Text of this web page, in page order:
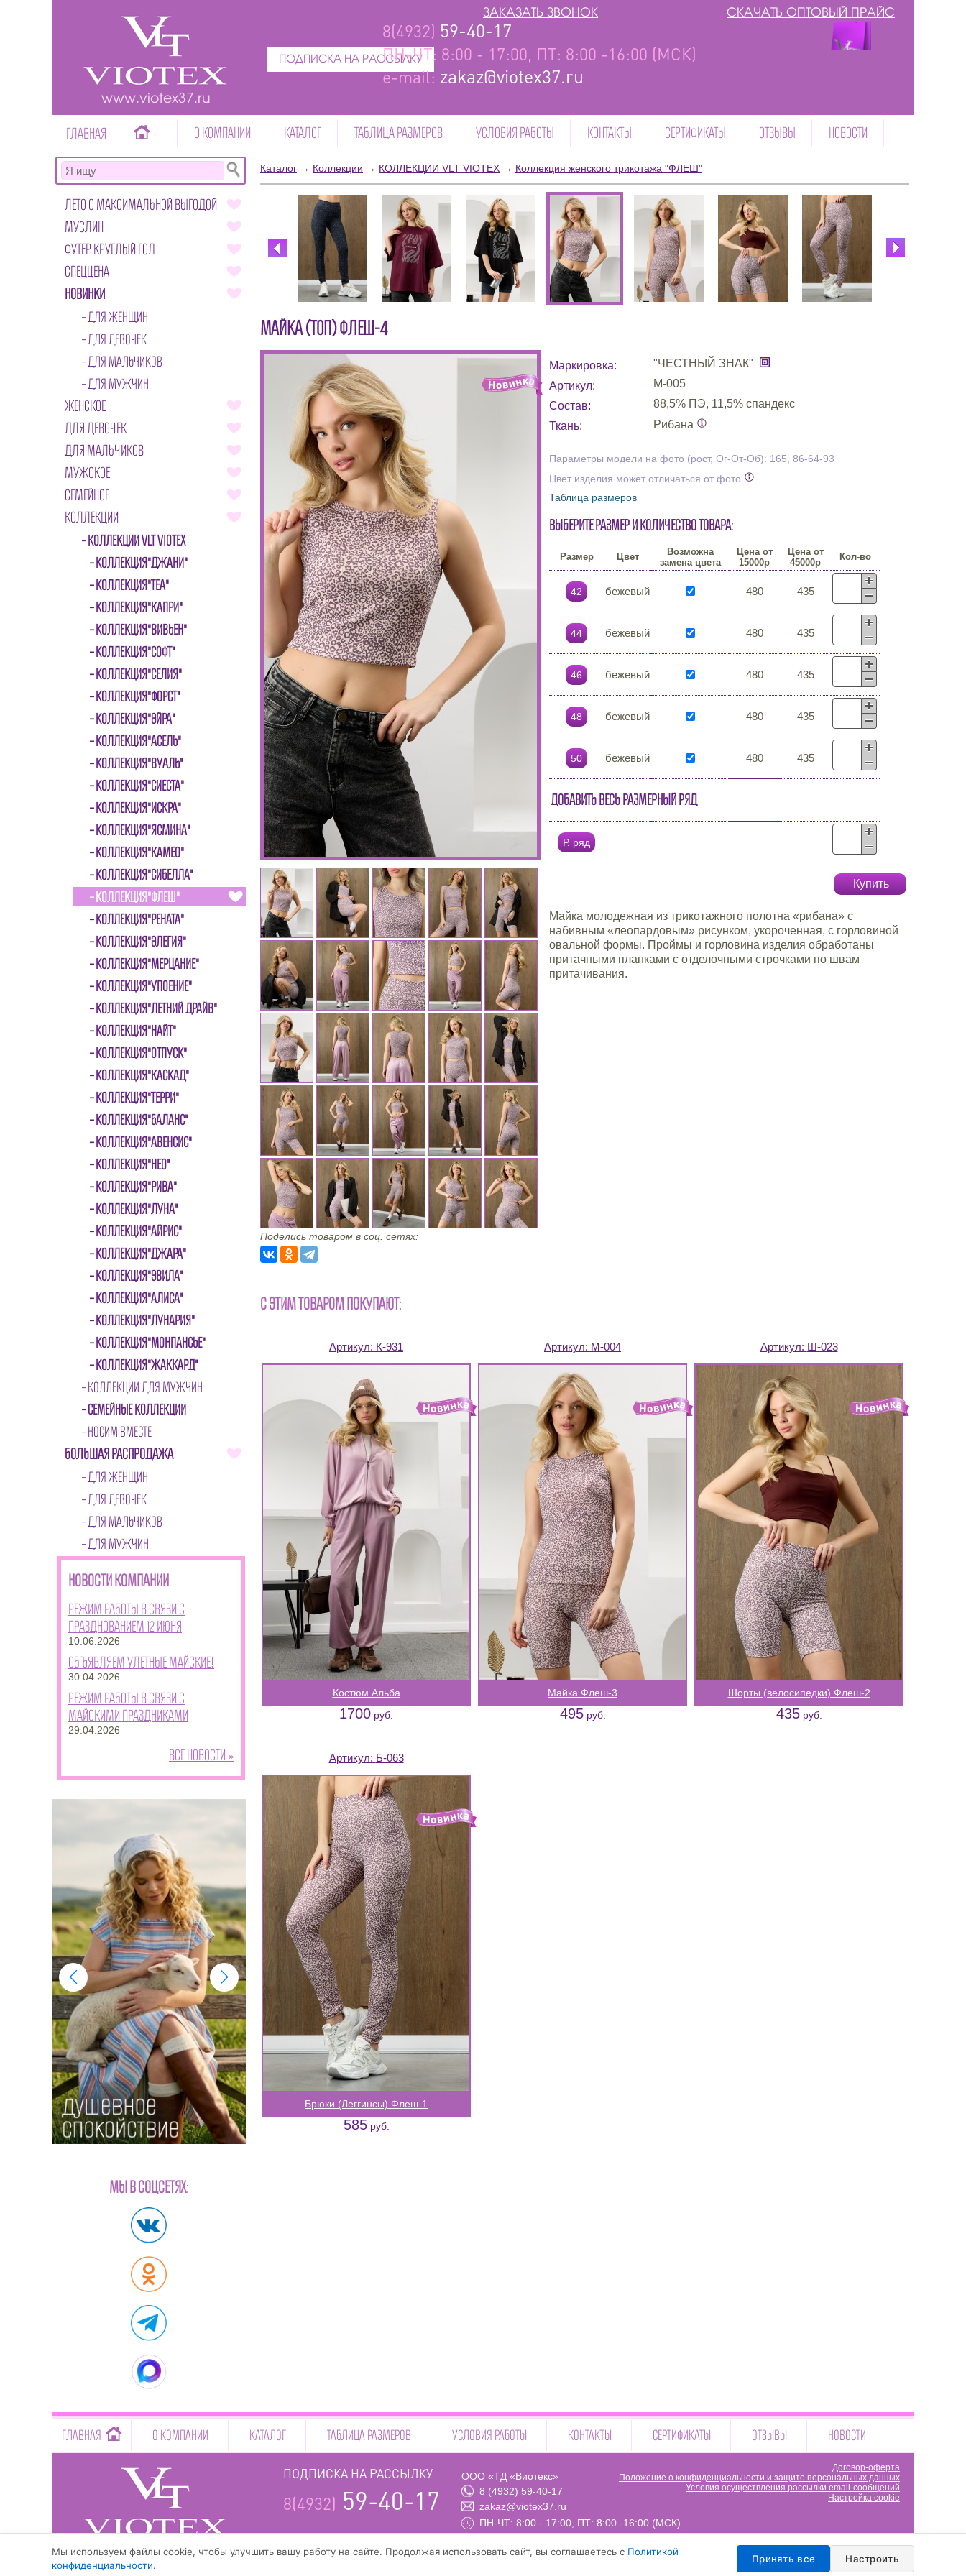
www.viotex37.ru
ПОДПИСКА НА РАССЫЛКУ
8(4932) 59-40-17
ПН-ЧТ: 8:00 - 17:00, ПТ: 8:00 -16:00 (МСК)
e-mail: zakaz@viotex37.ru
СКАЧАТЬ ОПТОВЫЙ ПРАЙС
ЗАКАЗАТЬ ЗВОНОК
ГЛАВНАЯ О КОМПАНИИ КАТАЛОГ ТАБЛИЦА РАЗМЕРОВ УСЛОВИЯ РАБОТЫ КОНТАКТЫ СЕРТИФИКАТЫ ОТЗЫВЫ НОВОСТИ
ЛЕТО С МАКСИМАЛЬНОЙ ВЫГОДОЙ
МУСЛИН
ФУТЕР КРУГЛЫЙ ГОД
СПЕЦЦЕНА
НОВИНКИ
ДЛЯ ЖЕНЩИН
ДЛЯ ДЕВОЧЕК
ДЛЯ МАЛЬЧИКОВ
ДЛЯ МУЖЧИН
ЖЕНСКОЕ
ДЛЯ ДЕВОЧЕК
ДЛЯ МАЛЬЧИКОВ
МУЖСКОЕ
СЕМЕЙНОЕ
КОЛЛЕКЦИИ
КОЛЛЕКЦИИ VLT VIOTEX
КОЛЛЕКЦИЯ"ДЖАНИ"
КОЛЛЕКЦИЯ"ТЕА"
КОЛЛЕКЦИЯ"КАПРИ"
КОЛЛЕКЦИЯ"ВИВЬЕН"
КОЛЛЕКЦИЯ"СОФТ"
КОЛЛЕКЦИЯ"СЕЛИЯ"
КОЛЛЕКЦИЯ"ФОРСТ"
КОЛЛЕКЦИЯ"ЭЙРА"
КОЛЛЕКЦИЯ"АСЕЛЬ"
КОЛЛЕКЦИЯ"ВУАЛЬ"
КОЛЛЕКЦИЯ"СИЕСТА"
КОЛЛЕКЦИЯ"ИСКРА"
КОЛЛЕКЦИЯ"ЯСМИНА"
КОЛЛЕКЦИЯ"КАМЕО"
КОЛЛЕКЦИЯ"СИБЕЛЛА"
КОЛЛЕКЦИЯ"ФЛЕШ"
КОЛЛЕКЦИЯ"РЕНАТА"
КОЛЛЕКЦИЯ"ЭЛЕГИЯ"
КОЛЛЕКЦИЯ"МЕРЦАНИЕ"
КОЛЛЕКЦИЯ"УПОЕНИЕ"
КОЛЛЕКЦИЯ"ЛЕТНИЙ ДРАЙВ"
КОЛЛЕКЦИЯ"НАЙТ"
КОЛЛЕКЦИЯ"ОТПУСК"
КОЛЛЕКЦИЯ"КАСКАД"
КОЛЛЕКЦИЯ"ТЕРРИ"
КОЛЛЕКЦИЯ"БАЛАНС"
КОЛЛЕКЦИЯ"АВЕНСИС"
КОЛЛЕКЦИЯ"НЕО"
КОЛЛЕКЦИЯ"РИВА"
КОЛЛЕКЦИЯ"ЛУНА"
КОЛЛЕКЦИЯ"АЙРИС"
КОЛЛЕКЦИЯ"ДЖАРА"
КОЛЛЕКЦИЯ"ЭВИЛА"
КОЛЛЕКЦИЯ"АЛИСА"
КОЛЛЕКЦИЯ"ЛУНАРИЯ"
КОЛЛЕКЦИЯ"МОНПАНСЬЕ"
КОЛЛЕКЦИЯ"ЖАККАРД"
КОЛЛЕКЦИИ ДЛЯ МУЖЧИН
СЕМЕЙНЫЕ КОЛЛЕКЦИИ
НОСИМ ВМЕСТЕ
БОЛЬШАЯ РАСПРОДАЖА
ДЛЯ ЖЕНЩИН
ДЛЯ ДЕВОЧЕК
ДЛЯ МАЛЬЧИКОВ
ДЛЯ МУЖЧИН
НОВОСТИ КОМПАНИИ
Режим работы в связи с
празднованием 12 июня
10.06.2026
Объявляем улетные майские!
30.04.2026
Режим работы в связи с
майскими праздниками
29.04.2026
Все новости »
МЫ В СОЦСЕТЯХ:
Каталог → Коллекции → КОЛЛЕКЦИИ VLT VIOTEX → Коллекция женского трикотажа "ФЛЕШ"
МАЙКА (ТОП) ФЛЕШ-4
Маркировка:
"ЧЕСТНЫЙ ЗНАК"
Артикул:
М-005
Состав:
88,5% ПЭ, 11,5% спандекс
Ткань:
Рибана
Параметры модели на фото (рост, Ог-От-Об): 165, 86-64-93
Цвет изделия может отличаться от фото
Таблица размеров
Выберите размер и количество товара:
Размер Цвет
Возможна
замена цвета
Цена от
15000р
Цена от
45000р
Кол-во
42 бежевый 480 435
44 бежевый 480 435
46 бежевый 480 435
48 бежевый 480 435
50 бежевый 480 435
Добавить весь размерный ряд
Р. ряд
Купить
Майка молодежная из трикотажного полотна «рибана» с
набивным «леопардовым» рисунком, укороченная, с горловиной
овальной формы. Проймы и горловина изделия обработаны
притачными планками с отделочными строчками по швам
притачивания.
Поделись товаром в соц. сетях:
С ЭТИМ ТОВАРОМ ПОКУПАЮТ:
Артикул: К-931
Костюм Альба
1700 руб.
Артикул: М-004
Майка Флеш-3
495руб.
Артикул: Ш-023
Шорты (велосипедки) Флеш-2
435руб.
Артикул: Б-063
Брюки (Леггинсы) Флеш-1
585руб.
ГЛАВНАЯ О КОМПАНИИ КАТАЛОГ ТАБЛИЦА РАЗМЕРОВ УСЛОВИЯ РАБОТЫ КОНТАКТЫ СЕРТИФИКАТЫ ОТЗЫВЫ НОВОСТИ
www.viotex37.ru
ПОДПИСКА НА РАССЫЛКУ
8(4932) 59-40-17
ООО «ТД «Виотекс»
8 (4932) 59-40-17
zakaz@viotex37.ru
ПН-ЧТ: 8:00 - 17:00, ПТ: 8:00 -16:00 (МСК)
Договор-оферта
Положение о конфиденциальности и защите персональных данных
Условия осуществления рассылки email-сообщений
Настройка cookie
-->
Мы используем файлы cookie, чтобы улучшить вашу работу на сайте. Продолжая использовать сайт, вы соглашаетесь с Политикой
конфиденциальности.
Принять все Настроить